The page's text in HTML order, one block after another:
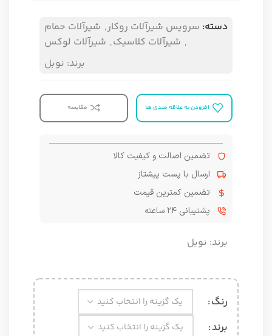
دسته: سرویس شیرآلات روکار, شیرآلات حمام
, شیرآلات کلاسیک, شیرآلات لوکس
برند: نوبل
افزودن به علاقه مندی ها مقایسه
تضمین اصالت و کیفیت کالا
ارسال با پست پیشتاز
تضمین کمترین قیمت
پشتیبانی ۲۴ ساعته
برند: نوبل
رنگ
برند